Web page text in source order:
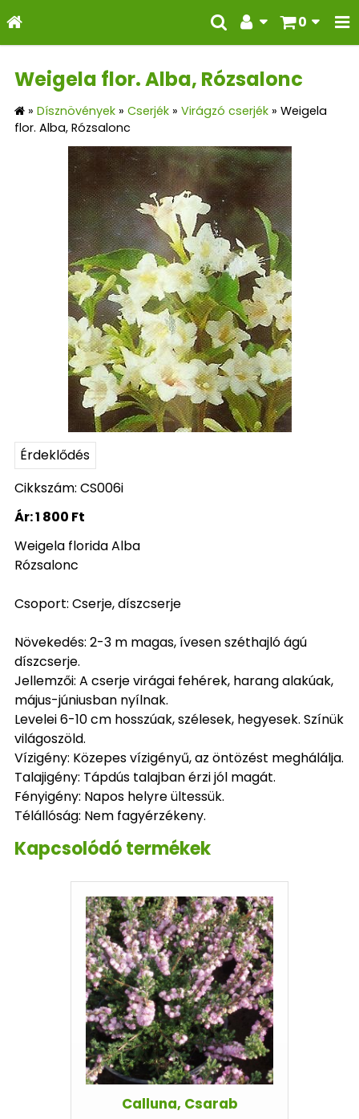
0
Weigela flor. Alba, Rózsalonc
» Dísznövények » Cserjék » Virágzó cserjék » Weigela
flor. Alba, Rózsalonc
Érdeklődés
Cikkszám: CS006i
Ár:1 800 Ft
Weigela florida Alba
Rózsalonc
Csoport: Cserje, díszcserje
Növekedés: 2-3 m magas, ívesen széthajló ágú
díszcserje.
Jellemzői: A cserje virágai fehérek, harang alakúak,
május-júniusban nyílnak.
Levelei 6-10 cm hosszúak, szélesek, hegyesek. Színük
világoszöld.
Vízigény: Közepes vízigényű, az öntözést meghálálja.
Talajigény: Tápdús talajban érzi jól magát.
Fényigény: Napos helyre ültessük.
Télállóság: Nem fagyérzékeny.
Kapcsolódó termékek
Calluna, Csarab